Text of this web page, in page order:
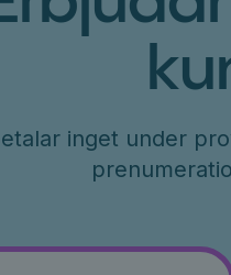
inget under